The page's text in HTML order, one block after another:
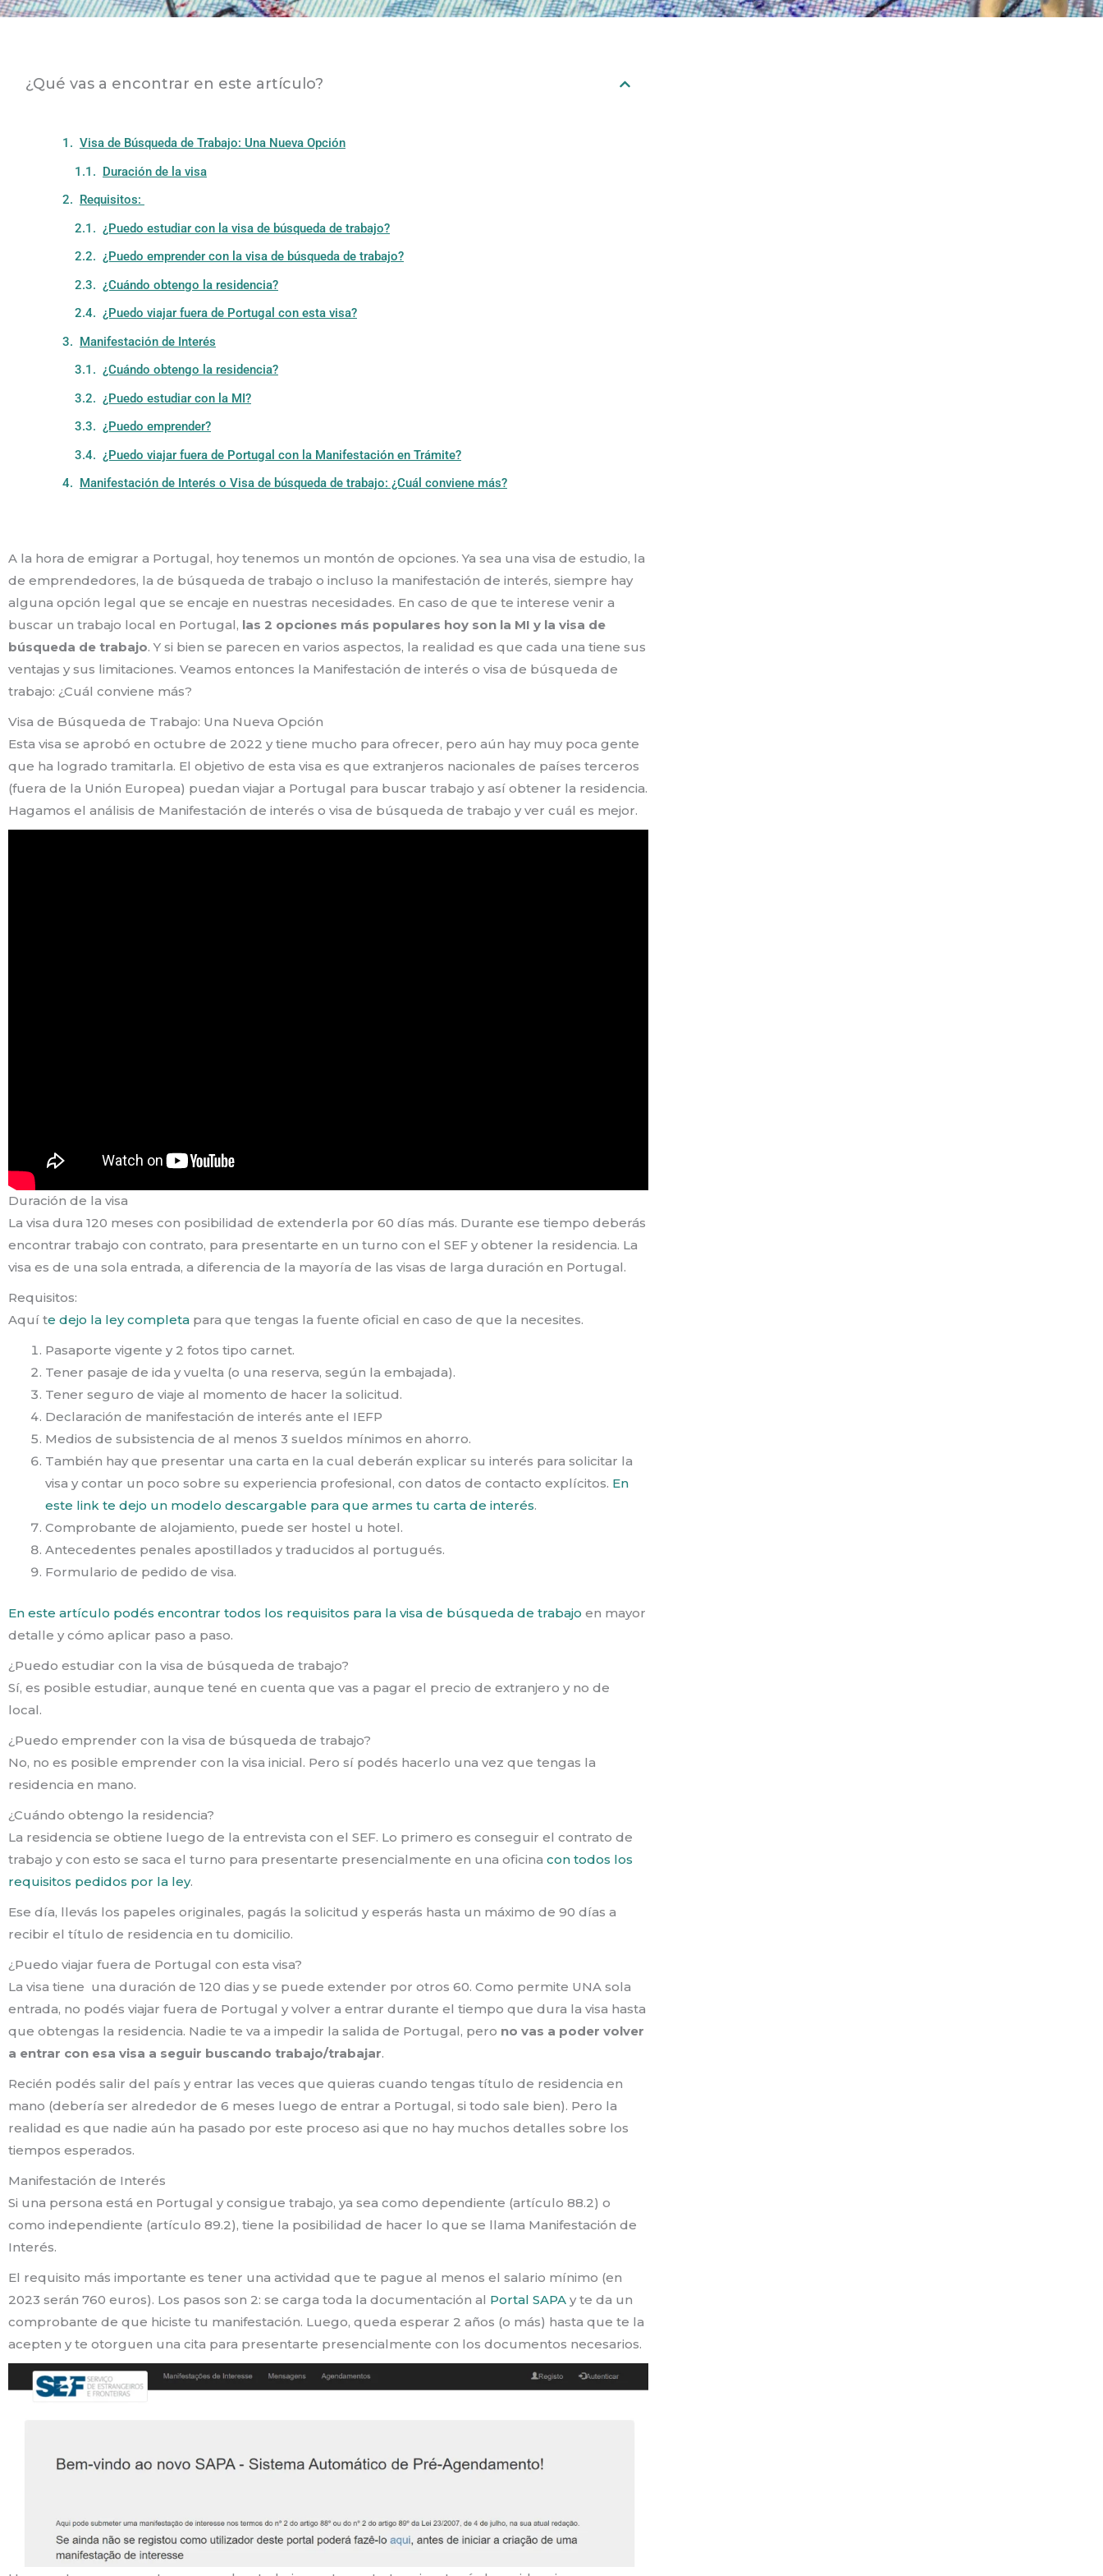
¿Qué vas a encontrar en este artículo?
Visa de Búsqueda de Trabajo: Una Nueva Opción
Duración de la visa
Requisitos:
¿Puedo estudiar con la visa de búsqueda de trabajo?
¿Puedo emprender con la visa de búsqueda de trabajo?
¿Cuándo obtengo la residencia?
¿Puedo viajar fuera de Portugal con esta visa?
Manifestación de Interés
¿Cuándo obtengo la residencia?
¿Puedo estudiar con la MI?
¿Puedo emprender?
¿Puedo viajar fuera de Portugal con la Manifestación en Trámite?
Manifestación de Interés o Visa de búsqueda de trabajo: ¿Cuál conviene más?
A la hora de emigrar a Portugal, hoy tenemos un montón de opciones. Ya sea una visa de estudio, la
de emprendedores, la de búsqueda de trabajo o incluso la manifestación de interés, siempre hay
alguna opción legal que se encaje en nuestras necesidades. En caso de que te interese venir a
buscar un trabajo local en Portugal, las 2 opciones más populares hoy son la MI y la visa de
búsqueda de trabajo. Y si bien se parecen en varios aspectos, la realidad es que cada una tiene sus
ventajas y sus limitaciones. Veamos entonces la Manifestación de interés o visa de búsqueda de
trabajo: ¿Cuál conviene más?
Visa de Búsqueda de Trabajo: Una Nueva Opción
Esta visa se aprobó en octubre de 2022 y tiene mucho para ofrecer, pero aún hay muy poca gente
que ha logrado tramitarla. El objetivo de esta visa es que extranjeros nacionales de países terceros
(fuera de la Unión Europea) puedan viajar a Portugal para buscar trabajo y así obtener la residencia.
Hagamos el análisis de Manifestación de interés o visa de búsqueda de trabajo y ver cuál es mejor.
Duración de la visa
La visa dura 120 meses con posibilidad de extenderla por 60 días más. Durante ese tiempo deberás
encontrar trabajo con contrato, para presentarte en un turno con el SEF y obtener la residencia. La
visa es de una sola entrada, a diferencia de la mayoría de las visas de larga duración en Portugal.
Requisitos:
Aquí te dejo la ley completa para que tengas la fuente oficial en caso de que la necesites.
Pasaporte vigente y 2 fotos tipo carnet.
Tener pasaje de ida y vuelta (o una reserva, según la embajada).
Tener seguro de viaje al momento de hacer la solicitud.
Declaración de manifestación de interés ante el IEFP
Medios de subsistencia de al menos 3 sueldos mínimos en ahorro.
También hay que presentar una carta en la cual deberán explicar su interés para solicitar la
visa y contar un poco sobre su experiencia profesional, con datos de contacto explícitos. En
este link te dejo un modelo descargable para que armes tu carta de interés.
Comprobante de alojamiento, puede ser hostel u hotel.
Antecedentes penales apostillados y traducidos al portugués.
Formulario de pedido de visa.
En este artículo podés encontrar todos los requisitos para la visa de búsqueda de trabajo en mayor
detalle y cómo aplicar paso a paso.
¿Puedo estudiar con la visa de búsqueda de trabajo?
Sí, es posible estudiar, aunque tené en cuenta que vas a pagar el precio de extranjero y no de
local.
¿Puedo emprender con la visa de búsqueda de trabajo?
No, no es posible emprender con la visa inicial. Pero sí podés hacerlo una vez que tengas la
residencia en mano.
¿Cuándo obtengo la residencia?
La residencia se obtiene luego de la entrevista con el SEF. Lo primero es conseguir el contrato de
trabajo y con esto se saca el turno para presentarte presencialmente en una oficina con todos los
requisitos pedidos por la ley.
Ese día, llevás los papeles originales, pagás la solicitud y esperás hasta un máximo de 90 días a
recibir el título de residencia en tu domicilio.
¿Puedo viajar fuera de Portugal con esta visa?
La visa tiene una duración de 120 dias y se puede extender por otros 60. Como permite UNA sola
entrada, no podés viajar fuera de Portugal y volver a entrar durante el tiempo que dura la visa hasta
que obtengas la residencia. Nadie te va a impedir la salida de Portugal, pero no vas a poder volver
a entrar con esa visa a seguir buscando trabajo/trabajar.
Recién podés salir del país y entrar las veces que quieras cuando tengas título de residencia en
mano (debería ser alrededor de 6 meses luego de entrar a Portugal, si todo sale bien). Pero la
realidad es que nadie aún ha pasado por este proceso asi que no hay muchos detalles sobre los
tiempos esperados.
Manifestación de Interés
Si una persona está en Portugal y consigue trabajo, ya sea como dependiente (artículo 88.2) o
como independiente (artículo 89.2), tiene la posibilidad de hacer lo que se llama Manifestación de
Interés.
El requisito más importante es tener una actividad que te pague al menos el salario mínimo (en
2023 serán 760 euros). Los pasos son 2: se carga toda la documentación al Portal SAPA y te da un
comprobante de que hiciste tu manifestación. Luego, queda esperar 2 años (o más) hasta que te la
acepten y te otorguen una cita para presentarte presencialmente con los documentos necesarios.